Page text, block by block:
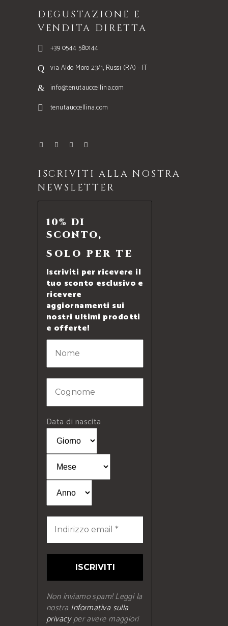
DEGUSTAZIONE E
VENDITA DIRETTA
+39 0544 580144
via Aldo Moro 23/1, Russi (RA) - IT
info@tenutauccellina.com
tenutauccellina.com
ISCRIVITI ALLA NOSTRA
NEWSLETTER
10% DI
SCONTO,
SOLO PER TE
Iscriviti per ricevere il
tuo sconto esclusivo e
ricevere
aggiornamenti sui
nostri ultimi prodotti
e offerte!
Data di nascita
Non inviamo spam! Leggi la
nostra Informativa sulla
privacyper avere maggiori